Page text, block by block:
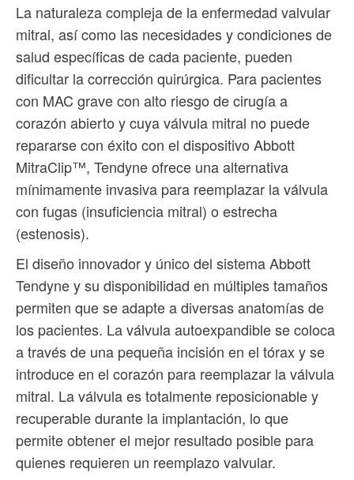
La naturaleza compleja de la enfermedad valvular
mitral, así como las necesidades y condiciones de
salud específicas de cada paciente, pueden
dificultar la corrección quirúrgica. Para pacientes
con MAC grave con alto riesgo de cirugía a
corazón abierto y cuya válvula mitral no puede
repararse con éxito con el dispositivo Abbott
MitraClip™, Tendyne ofrece una alternativa
mínimamente invasiva para reemplazar la válvula
con fugas (insuficiencia mitral) o estrecha
(estenosis).
El diseño innovador y único del sistema Abbott
Tendyne y su disponibilidad en múltiples tamaños
permiten que se adapte a diversas anatomías de
los pacientes. La válvula autoexpandible se coloca
a través de una pequeña incisión en el tórax y se
introduce en el corazón para reemplazar la válvula
mitral. La válvula es totalmente reposicionable y
recuperable durante la implantación, lo que
permite obtener el mejor resultado posible para
quienes requieren un reemplazo valvular.